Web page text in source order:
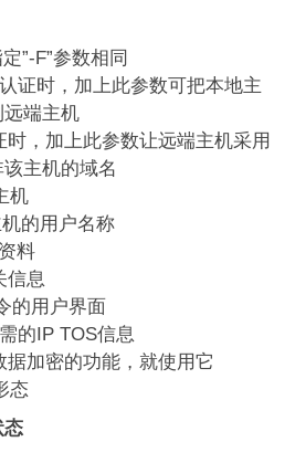
”-F”参数相同
证时，加上此参数可把本地主
端主机
，加上此参数让远端主机采用
主机的域名
机
的用户名称
料
信息
的用户界面
的IP TOS信息
加密的功能，就使用它
态
态